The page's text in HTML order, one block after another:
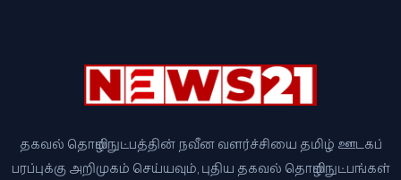
தகவல் தொழில்நுட்பத்தின் நவீன வளர்ச்சியை தமிழ் ஊடகப்
பரப்புக்கு அறிமுகம் செய்யவும், புதிய தகவல் தொழில்நுட்பங்கள்